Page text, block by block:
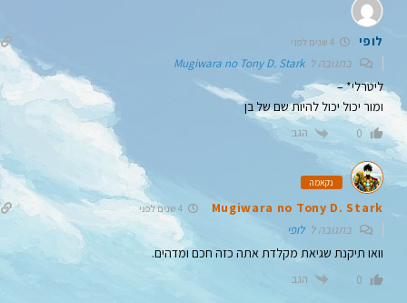
לופי
בתגובה לMugiwara no Tony D. Stark
ליטרלי* –
ומור יכול יכול להיות שם של בן
0 הגב
נקאמה
Mugiwara no Tony D. Stark 4 שנים לפני
בתגובה ללופי
וואו תיקנת שגיאת מקלדת אתה כזה חכם ומדהים.
0 הגב